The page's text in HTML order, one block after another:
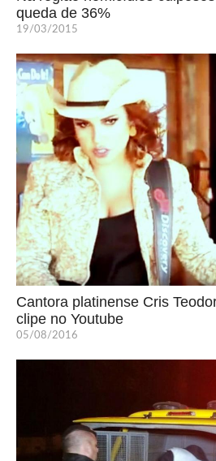
queda de 36%
19/03/2015
Cantora platinense Cris
clipe no Youtube
05/08/2016